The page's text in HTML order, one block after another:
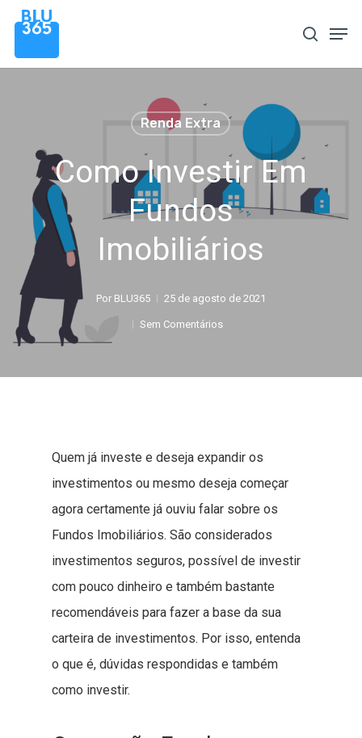
Pular
para
procura
Renda Extra
Como Investir Em
Fundos
Imobiliários
Por BLU365 25 de agosto de 2021
Sem Comentários
Quem já investe e deseja expandir os
investimentos ou mesmo deseja começar
agora certamente já ouviu falar sobre os
Fundos Imobiliários. São considerados
investimentos seguros, possível de investir
com pouco dinheiro e também bastante
recomendáveis para fazer a base da sua
carteira de investimentos. Por isso, entenda
o que é, dúvidas respondidas e também
como investir.